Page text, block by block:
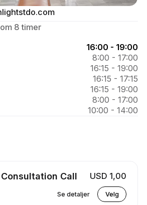
8 timer
16:00 - 19:00
8:00 - 17:00
16:15 - 19:00
16:15 - 17:15
16:15 - 19:00
8:00 - 17:00
10:00 - 14:00
Call USD 1,00
Se detaljer Velg